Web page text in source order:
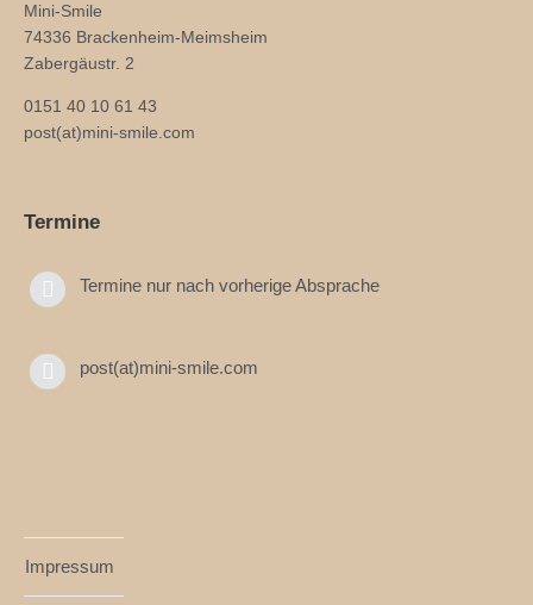
Mini-Smile
74336 Brackenheim-Meimsheim
Zabergäustr. 2
0151 40 10 61 43
post(at)mini-smile.com
Termine
Termine nur nach vorherige Absprache
post(at)mini-smile.com
Impressum